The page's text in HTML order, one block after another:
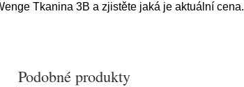
Tkanina 3B a zjistěte jaká je aktuální cena.
Podobné produkty